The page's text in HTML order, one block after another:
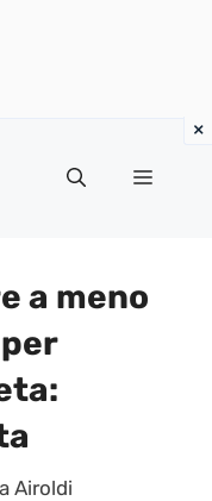
Menu
a meno
Airoldi